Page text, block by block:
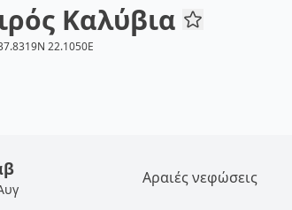
Καλύβια
22.1050E
Αραιές νεφώσεις